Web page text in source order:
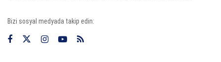
Bizi sosyal medyada takip edin: